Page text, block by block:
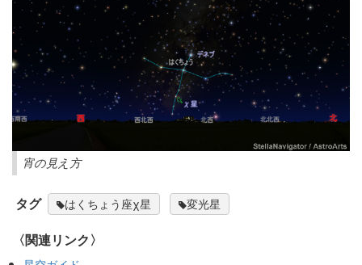
宵の見え方
タグ はくちょう座χ星 変光星
〈関連リンク〉